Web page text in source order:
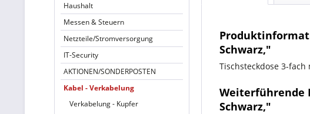
Haushalt
Messen & Steuern
Netzteile/Stromversorgung
IT-Security
AKTIONEN/SONDERPOSTEN
Kabel - Verkabelung
Verkabelung - Kupfer
Schwarz,"
Tischsteckdose 3-fach
Weiterführende
Schwarz,"